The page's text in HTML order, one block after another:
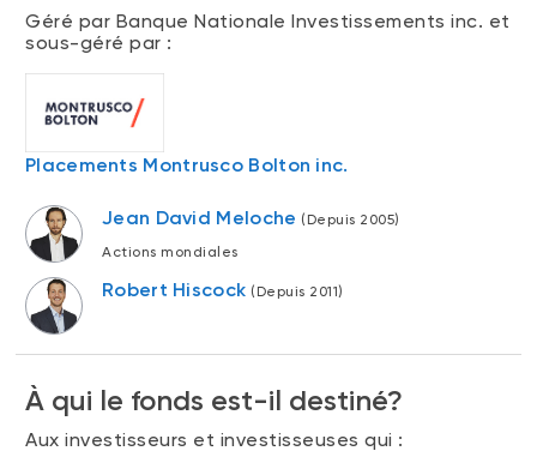
PLACEMENTS ALTERNATIFS
Placements privés
FNB d’investissements alternatifs
liquides
SOLUTIONS DE LIQUIDITÉ
Compte Surintérêt Altamira BNI
CATÉGORIES D'ACTIFS
Portail de formation continue
Événements
Énoncé politique de placement
(Portefeuilles Méritage)
Géré par Banque Nationale Investissements inc. et
sous-géré par :
Placements Montrusco Bolton inc.
Jean David Meloche (Depuis 2005)
Actions mondiales
Robert Hiscock (Depuis 2011)
À qui le fonds est-il destiné?
Aux investisseurs et investisseuses qui :